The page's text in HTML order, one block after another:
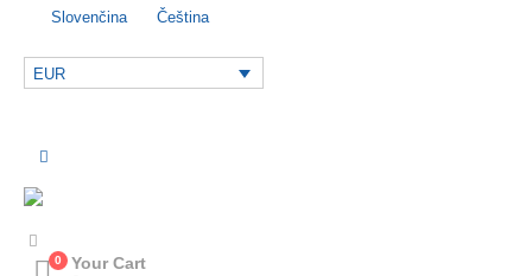
Slovenčina Čeština
EUR
0
Your Cart